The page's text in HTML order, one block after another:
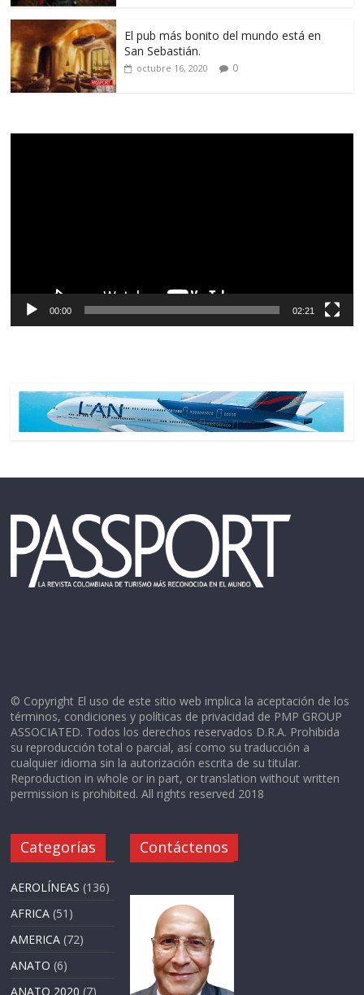
El pub más bonito del mundo está en
San Sebastián.
octubre 16, 2020 0
00:00 02:21
© Copyright El uso de este sitio web implica la aceptación de los
términos, condiciones y políticas de privacidad de PMP GROUP
ASSOCIATED. Todos los derechos reservados D.R.A. Prohibida
su reproducción total o parcial, así como su traducción a
cualquier idioma sin la autorización escrita de su titular.
Reproduction in whole or in part, or translation without written
permission is prohibited. All rights reserved 2018
Categorías
AEROLÍNEAS (136)
AFRICA (51)
AMERICA (72)
ANATO (6)
ANATO 2020 (7)
Contáctenos